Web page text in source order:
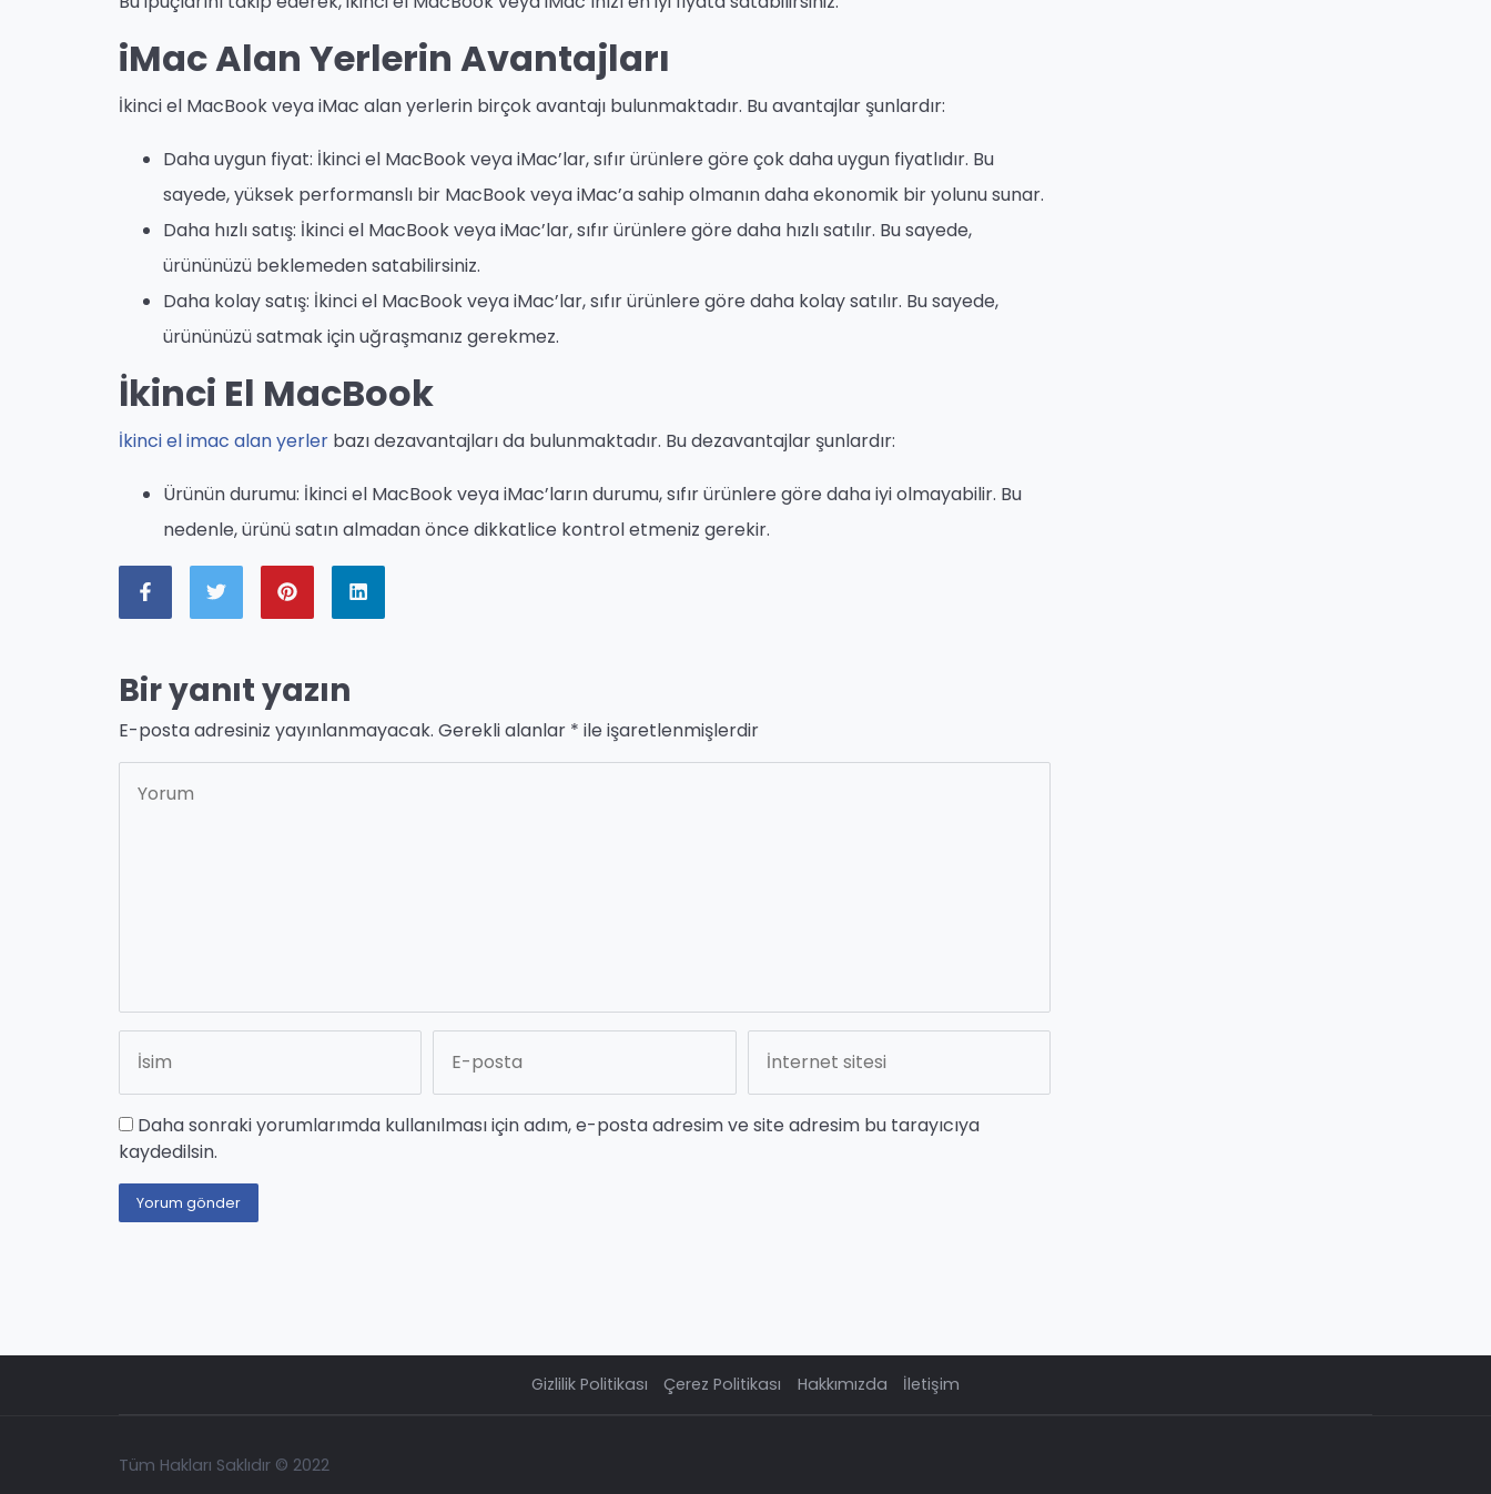
iMac Alan Yerlerin Avantajları
İkinci el MacBook veya iMac alan yerlerin birçok avantajı bulunmaktadır. Bu avantajlar şunlardır:
Daha uygun fiyat: İkinci el MacBook veya iMac’lar, sıfır ürünlere göre çok daha uygun fiyatlıdır. Bu
sayede, yüksek performanslı bir MacBook veya iMac’a sahip olmanın daha ekonomik bir yolunu sunar.
Daha hızlı satış: İkinci el MacBook veya iMac’lar, sıfır ürünlere göre daha hızlı satılır. Bu sayede,
ürününüzü beklemeden satabilirsiniz.
Daha kolay satış: İkinci el MacBook veya iMac’lar, sıfır ürünlere göre daha kolay satılır. Bu sayede,
ürününüzü satmak için uğraşmanız gerekmez.
İkinci El MacBook
İkinci el imac alan yerler bazı dezavantajları da bulunmaktadır. Bu dezavantajlar şunlardır:
Ürünün durumu: İkinci el MacBook veya iMac’ların durumu, sıfır ürünlere göre daha iyi olmayabilir. Bu
nedenle, ürünü satın almadan önce dikkatlice kontrol etmeniz gerekir.
Bir yanıt yazın
E-posta adresiniz yayınlanmayacak. Gerekli alanlar * ile işaretlenmişlerdir
Daha sonraki yorumlarımda kullanılması için adım, e-posta adresim ve site adresim bu tarayıcıya
kaydedilsin.
Gizlilik Politikası Çerez Politikası Hakkımızda İletişim
Tüm Hakları Saklıdır © 2022